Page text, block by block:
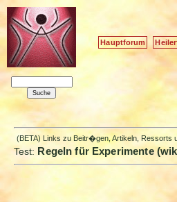
Hauptforum
(BETA) Links zu Beitr�gen, Artikeln, Ressorts
Test: Regeln für Experimente